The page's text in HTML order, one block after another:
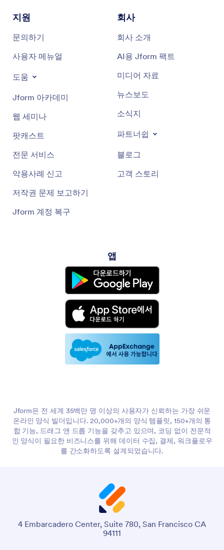
지원
문의하기
사용자 메뉴얼
도움
Jform 아카데미
웹 세미나
팟캐스트
전문 서비스
악용사례 신고
저작권 문제 보고하기
Jform 계정 복구
회사
회사 소개
AI용 Jform 팩트
미디어 자료
뉴스보도
소식지
파트너쉽
블로그
고객 스토리
앱
Jform은 전 세계 35백만 명 이상의 사용자가 신뢰하는 가장 쉬운
온라인 양식 빌더입니다. 20,000+개의 양식 템플릿, 150+개의 통
합 기능, 드래그 앤 드롭 기능을 갖추고 있으며, 코딩 없이 전문적
인 양식이 필요한 비즈니스를 위해 데이터 수집, 결제, 워크플로우
를 간소화하도록 설계되었습니다.
4 Embarcadero Center, Suite 780, San Francisco CA
94111